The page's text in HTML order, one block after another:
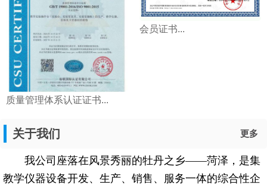
质量管理体系认证证书...
会员证书...
关于我们 更多
我公司座落在风景秀丽的牡丹之乡——菏泽，是集
教学仪器设备开发、生产、销售、服务一体的综合性企